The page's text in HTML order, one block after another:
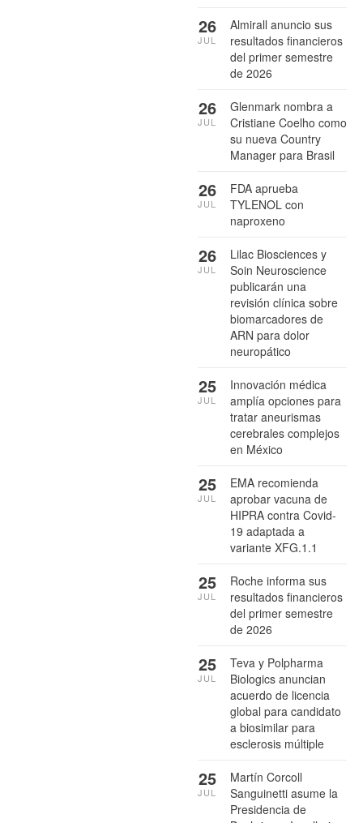
Almirall anuncio sus
resultados financieros
del primer semestre
de 2026
26
JUL
Glenmark nombra a
Cristiane Coelho como
su nueva Country
Manager para Brasil
26
JUL
FDA aprueba
TYLENOL con
naproxeno
26
JUL
Lilac Biosciences y
Soin Neuroscience
publicarán una
revisión clínica sobre
biomarcadores de
ARN para dolor
neuropático
26
JUL
Innovación médica
amplía opciones para
tratar aneurismas
cerebrales complejos
en México
25
JUL
EMA recomienda
aprobar vacuna de
HIPRA contra Covid-
19 adaptada a
variante XFG.1.1
25
JUL
Roche informa sus
resultados financieros
del primer semestre
de 2026
25
JUL
Teva y Polpharma
Biologics anuncian
acuerdo de licencia
global para candidato
a biosimilar para
esclerosis múltiple
25
JUL
Martín Corcoll
Sanguinetti asume la
Presidencia de
25
JUL